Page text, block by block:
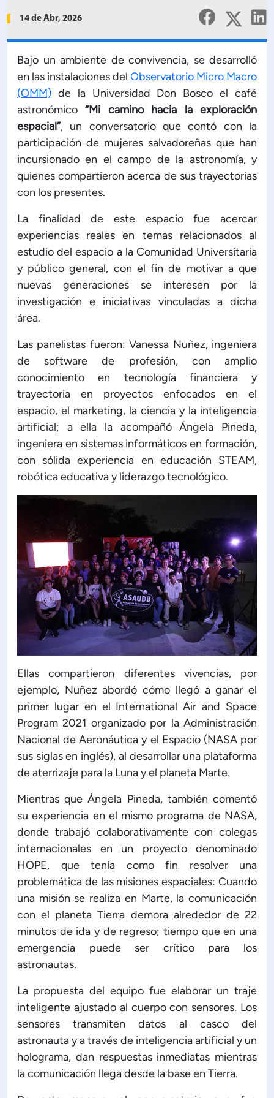
Capacitación Institucional
Estructura organizativa
Rector
Académica
Secretaría General
de Ciencia y Tecnología
de Gestión Institucional
de Administración y Finanzas
Profesional e Internacionalización
Calidad Académica
Políticas institucionales
Acreditaciones
Línea de tiempo
Publicaciones
14 de Abr, 2026
Bajo un ambiente de convivencia, se desarrolló
en las instalaciones del Observatorio Micro Macro
(OMM) de la Universidad Don Bosco el café
astronómico“Mi camino hacia la exploración
espacial”, un conversatorio que contó con la
participación de mujeres salvadoreñas que han
incursionado en el campo de la astronomía, y
quienes compartieron acerca de sus trayectorias
con los presentes.
La finalidad de este espacio fue acercar
experiencias reales en temas relacionados al
estudio del espacio a la Comunidad Universitaria
y público general, con el fin de motivar a que
nuevas generaciones se interesen por la
investigación e iniciativas vinculadas a dicha
área.
Las panelistas fueron: Vanessa Nuñez, ingeniera
de software de profesión, con amplio
conocimiento en tecnología financiera y
trayectoria en proyectos enfocados en el
espacio, el marketing, la ciencia y la inteligencia
artificial; a ella la acompañó Ángela Pineda,
ingeniera en sistemas informáticos en formación,
con sólida experiencia en educación STEAM,
robótica educativa y liderazgo tecnológico.
Ellas compartieron diferentes vivencias, por
ejemplo, Nuñez abordó cómo llegó a ganar el
primer lugar en el International Air and Space
Program 2021 organizado por la Administración
Nacional de Aeronáutica y el Espacio (NASA por
sus siglas en inglés), al desarrollar una plataforma
de aterrizaje para la Luna y el planeta Marte.
Mientras que Ángela Pineda, también comentó
su experiencia en el mismo programa de NASA,
donde trabajó colaborativamente con colegas
internacionales en un proyecto denominado
HOPE, que tenía como fin resolver una
problemática de las misiones espaciales: Cuando
una misión se realiza en Marte, la comunicación
con el planeta Tierra demora alrededor de 22
minutos de ida y de regreso; tiempo que en una
emergencia puede ser crítico para los
astronautas.
La propuesta del equipo fue elaborar un traje
inteligente ajustado al cuerpo con sensores. Los
sensores transmiten datos al casco del
astronauta y a través de inteligencia artificial y un
holograma, dan respuestas inmediatas mientras
la comunicación llega desde la base en Tierra.